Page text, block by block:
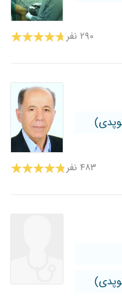
۲۹۰ نفر
۴۸۳ نفر